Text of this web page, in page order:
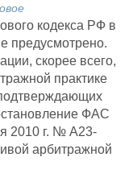
кодекса РФ в
предусмотрено.
скорее всего,
практике
ФАС
2010 г. № А23-
арбитражной